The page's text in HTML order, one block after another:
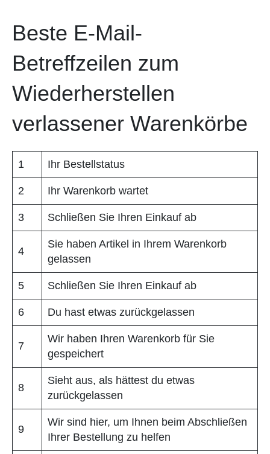
Beste E-Mail-
Betreffzeilen zum
Wiederherstellen
verlassener Warenkörbe
1 Ihr Bestellstatus
2 Ihr Warenkorb wartet
3 Schließen Sie Ihren Einkauf ab
4
Sie haben Artikel in Ihrem Warenkorb
gelassen
5 Schließen Sie Ihren Einkauf ab
6 Du hast etwas zurückgelassen
7
Wir haben Ihren Warenkorb für Sie
gespeichert
8
Sieht aus, als hättest du etwas
zurückgelassen
9
Wir sind hier, um Ihnen beim Abschließen
Ihrer Bestellung zu helfen